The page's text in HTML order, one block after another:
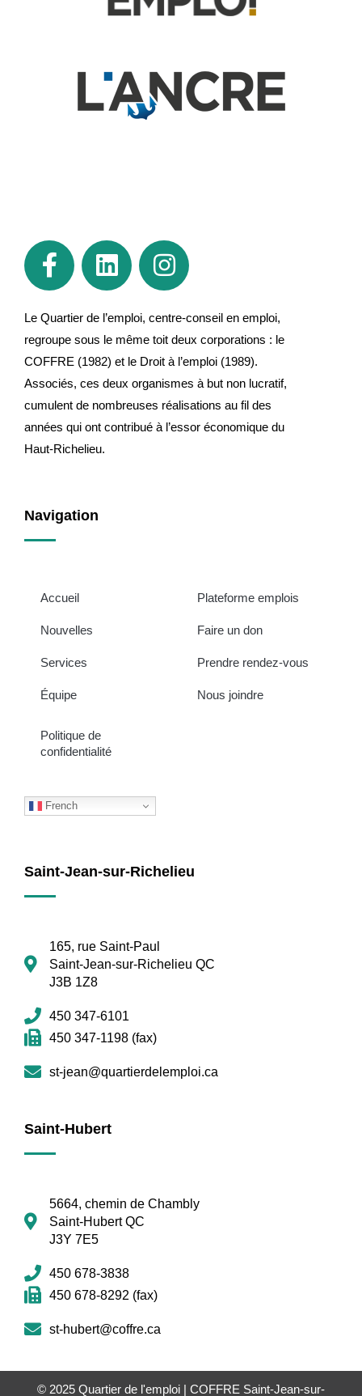
Le Quartier de l’emploi, centre-conseil en emploi,
regroupe sous le même toit deux corporations : le
COFFRE (1982) et le Droit à l’emploi (1989).
Associés, ces deux organismes à but non lucratif,
cumulent de nombreuses réalisations au fil des
années qui ont contribué à l’essor économique du
Haut-Richelieu.
Navigation
Accueil
Nouvelles
Services
Équipe
Plateforme emplois
Faire un don
Prendre rendez-vous
Nous joindre
Politique de
confidentialité
French
Saint-Jean-sur-Richelieu
165, rue Saint-Paul
Saint-Jean-sur-Richelieu QC
J3B 1Z8
450 347-6101
450 347-1198 (fax)
st-jean@quartierdelemploi.ca
Saint-Hubert
5664, chemin de Chambly
Saint-Hubert QC
J3Y 7E5
450 678-3838
450 678-8292 (fax)
st-hubert@coffre.ca
© 2025 Quartier de l'emploi | COFFRE Saint-Jean-sur-